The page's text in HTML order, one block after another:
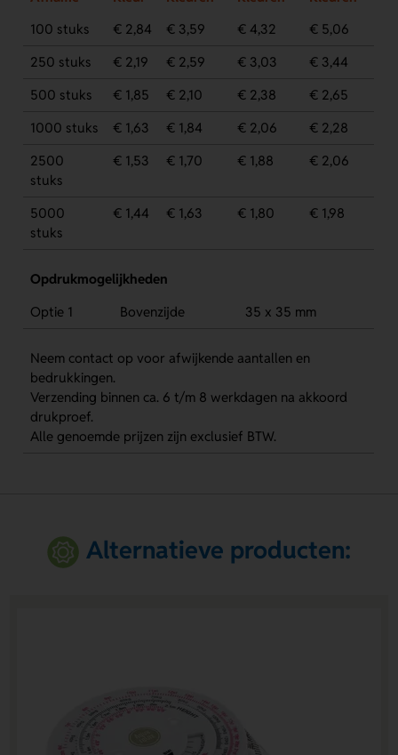
100 stuks
€ 2,84 € 3,59 € 4,32
€ 5,06
250 stuks
€ 2,19 € 2,59 € 3,03
€ 3,44
500 stuks
€ 1,85 € 2,10 € 2,38
€ 2,65
1000 stuks
€ 1,63 € 1,84 € 2,06
€ 2,28
2500
stuks
€ 1,53 € 1,70 € 1,88 € 2,06
5000
stuks
€ 1,44 € 1,63 € 1,80 € 1,98
Opdrukmogelijkheden
Optie 1
Bovenzijde 35 x 35 mm
Neem contact op voor afwijkende aantallen en
bedrukkingen.
Verzending binnen ca. 6 t/m 8 werkdagen na akkoord
drukproef.
Alle genoemde prijzen zijn exclusief BTW.
Alternatieve producten: